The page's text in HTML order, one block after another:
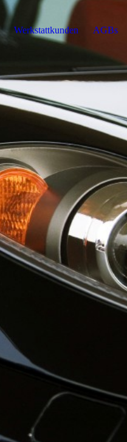
Werkstattkunden AGBs